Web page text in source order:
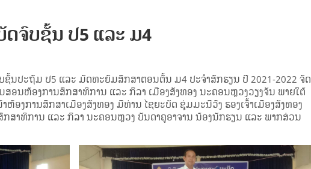
ຈົບຊັ້ນ ປ5 ແລະ ມ4
ນປະຖົມ ປ5 ແລະ ມັດທະຍົມສຶກສາຕອນຕົ້ນ ມ4 ປະຈໍາສົກຮຽນ ປີ 2021-2022 ຈັດ
ສອນຫ້ອງການສຶກສາທິການ ແລະ ກິລາ ເມືອງສັງທອງ ນະຄອນຫຼວງວຽງຈັນ ພາຍໃຕ້
ງການສຶກສາເມືອງສັງທອງ ມີທ່ານ ໄຊຍະບັດ ຊຸ່ມມະນີວົງ ຮອງເຈົ້າເມືອງສັງທອງ
າທິການ ແລະ ກິລາ ນະຄອນຫຼວງ ບັນດາຄູອາຈານ ນ້ອງນັກຮຽນ ແລະ ພາກສ່ວນ